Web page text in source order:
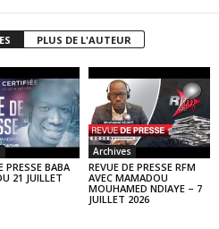
PLUS DE L'AUTEUR
PRESSE BABA
21 JUILLET
Archives
REVUE DE PRESSE RFM
AVEC MAMADOU
MOUHAMED NDIAYE – 7
JUILLET 2026